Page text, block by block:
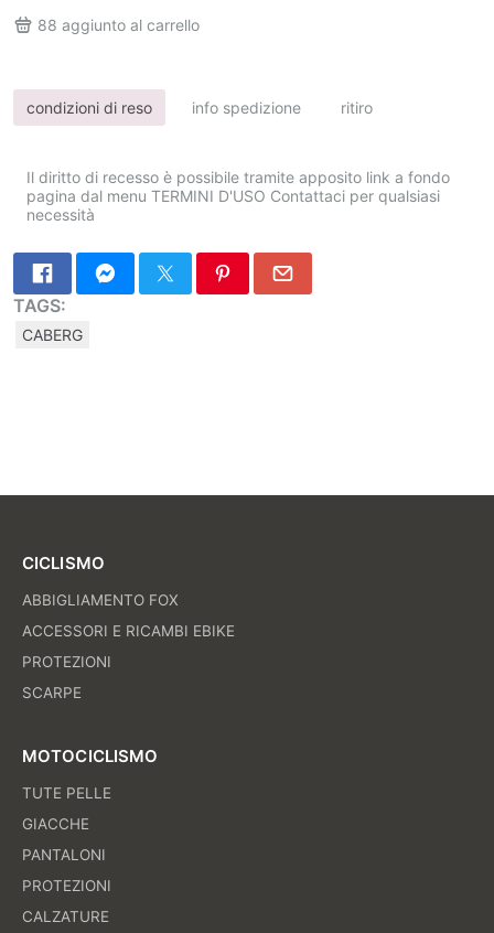
88 aggiunto al carrello
condizioni di reso info spedizione ritiro
Il diritto di recesso è possibile tramite apposito link a fondo
pagina dal menu TERMINI D'USO Contattaci per qualsiasi
necessità
TAGS:
CABERG
CICLISMO
ABBIGLIAMENTO FOX
ACCESSORI E RICAMBI EBIKE
PROTEZIONI
SCARPE
MOTOCICLISMO
TUTE PELLE
GIACCHE
PANTALONI
PROTEZIONI
CALZATURE